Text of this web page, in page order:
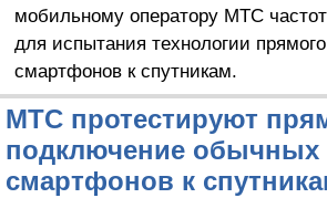
мобильному оператору МТС
для испытания технологии
смартфонов к спутникам.
МТС протестируют
подключение обычных
смартфонов к